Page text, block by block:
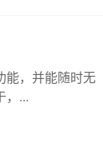
能，并能随时无
，...